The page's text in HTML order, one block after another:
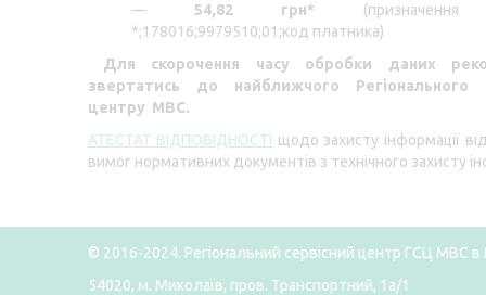
— 54,82 грн*
*;178016;9979510;01;код платника)
Для скорочення часу обробки даних
звертатись до найближчого Регіонального
центру МВС.
АТЕСТАТ ВІДПОВІДНОСТІ щодо захисту інформації
вимог нормативних документів з технічного захисту
© 2016-2024. Регіональний сервісний центр ГСЦ МВС в
54020, м. Миколаїв, пров. Транспортний, 1а/1